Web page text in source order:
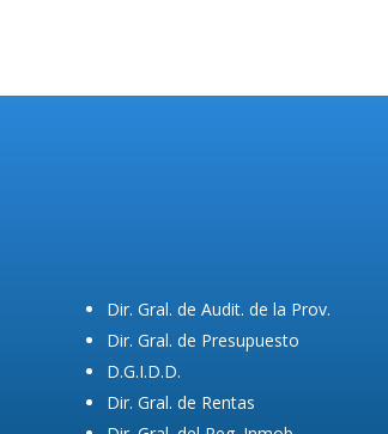
Dir. Gral. de Audit. de la Prov.
Dir. Gral. de Presupuesto
D.G.I.D.D.
Dir. Gral. de Rentas